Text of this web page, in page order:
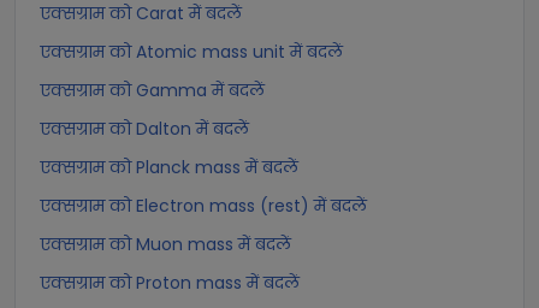
एक्सग्राम को Carat में बदलें
एक्सग्राम को Atomic mass unit में बदलें
एक्सग्राम को Gamma में बदलें
एक्सग्राम को Dalton में बदलें
एक्सग्राम को Planck mass में बदलें
एक्सग्राम को Electron mass (rest) में बदलें
एक्सग्राम को Muon mass में बदलें
एक्सग्राम को Proton mass में बदलें